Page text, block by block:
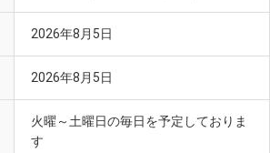
2026年8月5日
2026年8月5日
火曜～土曜日の毎日を予定しておりま
す